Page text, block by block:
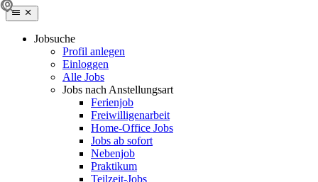
Jobsuche
Profil anlegen
Einloggen
Alle Jobs
Jobs nach Anstellungsart
Ferienjob
Freiwilligenarbeit
Home-Office Jobs
Jobs ab sofort
Nebenjob
Praktikum
Teilzeit-Jobs